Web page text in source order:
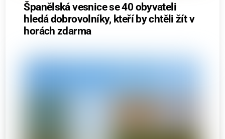
Španělská vesnice se 40 obyvateli
hledá dobrovolníky, kteří by chtěli žít v
horách zdarma